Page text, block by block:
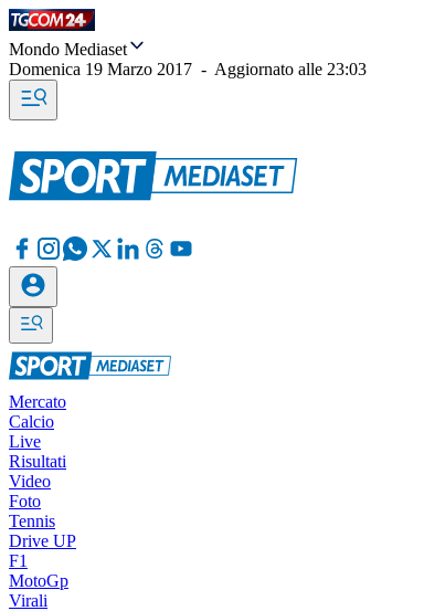
Mondo Mediaset
Domenica 19 Marzo 2017 - Aggiornato alle 23:03
Mercato
Calcio
Live
Risultati
Video
Foto
Tennis
Drive UP
F1
MotoGp
Virali